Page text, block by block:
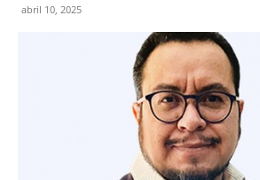
abril 10, 2025